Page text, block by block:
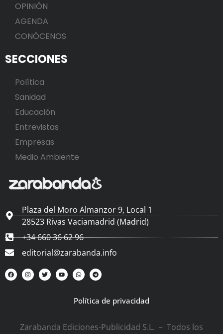
OPINIÓN
AGENDA
CONÓCENOS
SECCIONES
Política
Sanidad
Educación
Entrevistas
Empresas
Medio Ambiente
Plaza del Moro Almanzor 9, Local 1
28523 Rivas Vaciamadrid (Madrid)
+34 660 36 62 96
editorial@zarabanda.info
Política de privacidad
Zarabanda Ediciones-Publicidad S.L. – Todos los